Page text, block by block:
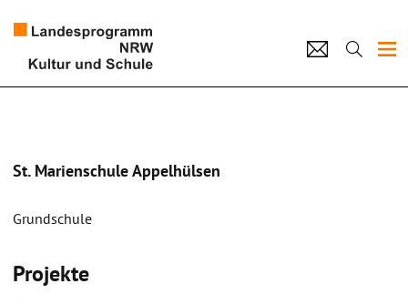
home Impressum
St. Marienschule Appelhülsen
Grundschule
Projekte